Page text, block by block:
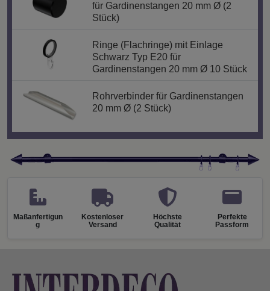
für Gardinenstangen 20 mm Ø (2
Stück)
Ringe (Flachringe) mit Einlage
Schwarz Typ E20 für
Gardinenstangen 20 mm Ø 10 Stück
Rohrverbinder für Gardinenstangen
20 mm Ø (2 Stück)
Maßanfertigun
g
Kostenloser
Versand
Höchste
Qualität
Perfekte
Passform